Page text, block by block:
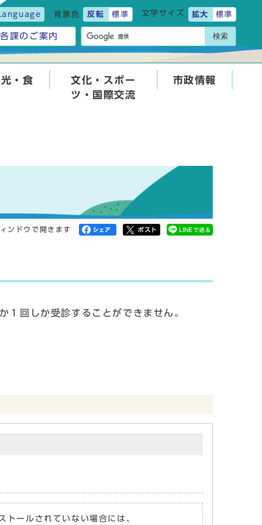
Language 背景色 反転 標準 文字サイズ 拡大 標準
各課のご案内 検索
・食
文化・スポー
ツ・国際交流
市政情報
ンドウで開きます
回しか受診することができません。
ールされていない場合には、